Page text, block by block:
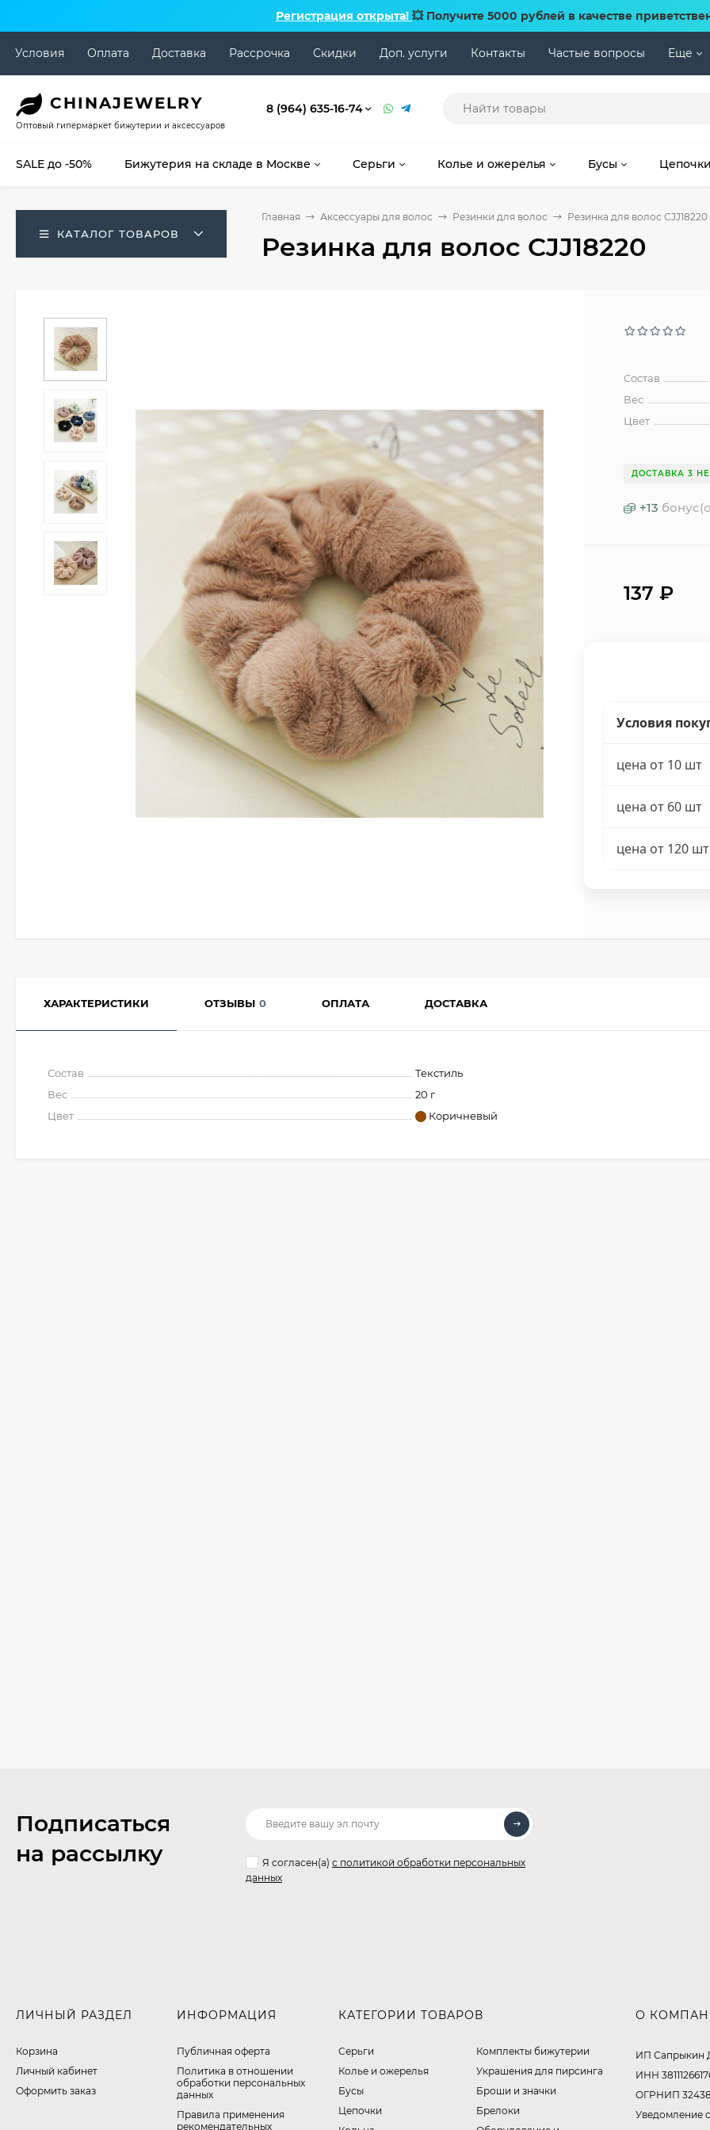
Регистрация открыта! 💥 Получите 5000 рублей в качестве
Условия Оплата Доставка Рассрочка Скидки Доп. услуги Контакты Частые вопросы Еще
CHINAJEWELRY
Оптовый гипермаркет бижутерии и аксессуаров
8 (964) 635-16-74
SALE до -50% Бижутерия на складе в Москве Серьги Колье и ожерелья Бусы Цепочки
КАТАЛОГ ТОВАРОВ
Главная Аксессуары для волос Резинки для волос Резинка для волос CJJ18220
Резинка для волос CJJ18220
Состав
Вес
Цвет
ДОСТАВКА 3
+13
137₽
Условия
цена от 10 шт
цена от 60 шт
цена от 120 шт
ХАРАКТЕРИСТИКИ ОТЗЫВЫ 0 ОПЛАТА ДОСТАВКА
Состав
Текстиль
Вес
20 г
Цвет
Коричневый
Подписаться
на рассылку
Я согласен(a) с политикой обработки персональных
данных
ЛИЧНЫЙ РАЗДЕЛ
Корзина
Личный кабинет
Оформить заказ
ИНФОРМАЦИЯ
Публичная оферта
​Политика в отношении
обработки персональных
данных
Правила применения
рекомендательных
КАТЕГОРИИ ТОВАРОВ
Серьги
Колье и ожерелья
Бусы
Цепочки
Комплекты бижутерии
Украшения для пирсинга
Броши и значки
Брелоки
О
ИП Сапрыкин
ИНН
ОГРНИП
Уведомление